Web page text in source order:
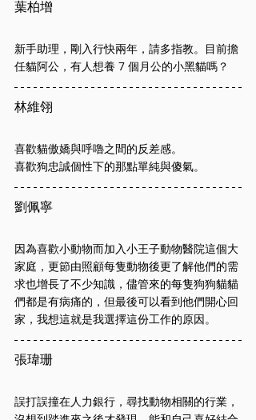
葉柏增
新手助理，剛入行快兩年，請多指教。目前擔
任貓阿公，有人想養 7 個月公的小黑貓嗎？
林維翎
喜歡貓傲嬌與呼嚕之間的反差感。
喜歡狗忠誠個性下的那點單純與傻氣。
劉佩寧
因為喜歡小動物而加入小王子動物醫院這個大
家庭，更節由照顧每隻動物後更了解他們的需
求也增長了不少知識，儘管來的每隻狗狗貓貓
們都是有病痛的，但最後可以看到他們開心回
家，我想這就是我選擇這份工作的原因。
張瑋珊
誤打誤撞在人力銀行，尋找動物相關的行業，